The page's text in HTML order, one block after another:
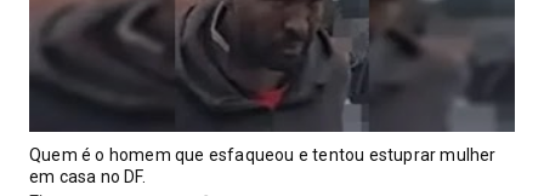
Quem é o homem que esfaqueou e tentou estuprar mulher
em casa no DF.